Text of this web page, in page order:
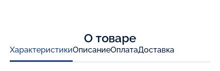
О товаре
ХарактеристикиОписаниеОплатаДоставка